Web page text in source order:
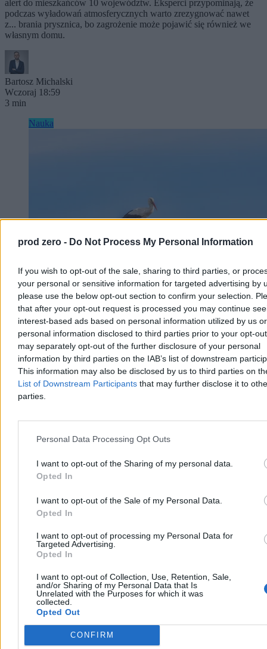
prod zero - Do Not Process My Personal Information
If you wish to opt-out of the sale, sharing to third parties, or
your personal or sensitive information for targeted advertising by
please use the below opt-out section to confirm your selection.
that after your opt-out request is processed you may continue
interest-based ads based on personal information utilized by us or
personal information disclosed to third parties prior to your opt-
may separately opt-out of the further disclosure of your personal
information by third parties on the IAB’s list of downstream
This information may also be disclosed by us to third parties on
List of Downstream Participants that may further disclose it to
parties.
Personal Data Processing Opt Outs
I want to opt-out of the Sharing of my personal data.
Opted In
I want to opt-out of the Sale of my Personal Data.
Opted In
I want to opt-out of processing my Personal Data for
Targeted Advertising.
Opted In
I want to opt-out of Collection, Use, Retention, Sale,
and/or Sharing of my Personal Data that Is
Unrelated with the Purposes for which it was
collected.
Opted Out
CONFIRM
alert do mieszkańców 10 województw. Eksperci przypominają, że
podczas wyładowań atmosferycznych warto zrezygnować nawet
z... brania prysznica, bo zagrożenie może pojawić się również we
własnym domu.
Bartosz Michalski
Wczoraj 18:59
3 min
Nauka
To ostatni etap przed odlotem. Bociany rozpoczęły
przygotowania
To jeden z najbardziej charakterystycznych znaków kończącego się
lata. Na polach i łąkach w całej Polsce można już obserwować
bocianie sejmiki, a eksperci nie mają wątpliwości – wielka migracja
do Afryki rozpocznie się wcześniej niż zwykle.
Wczoraj 10:26
Nauka